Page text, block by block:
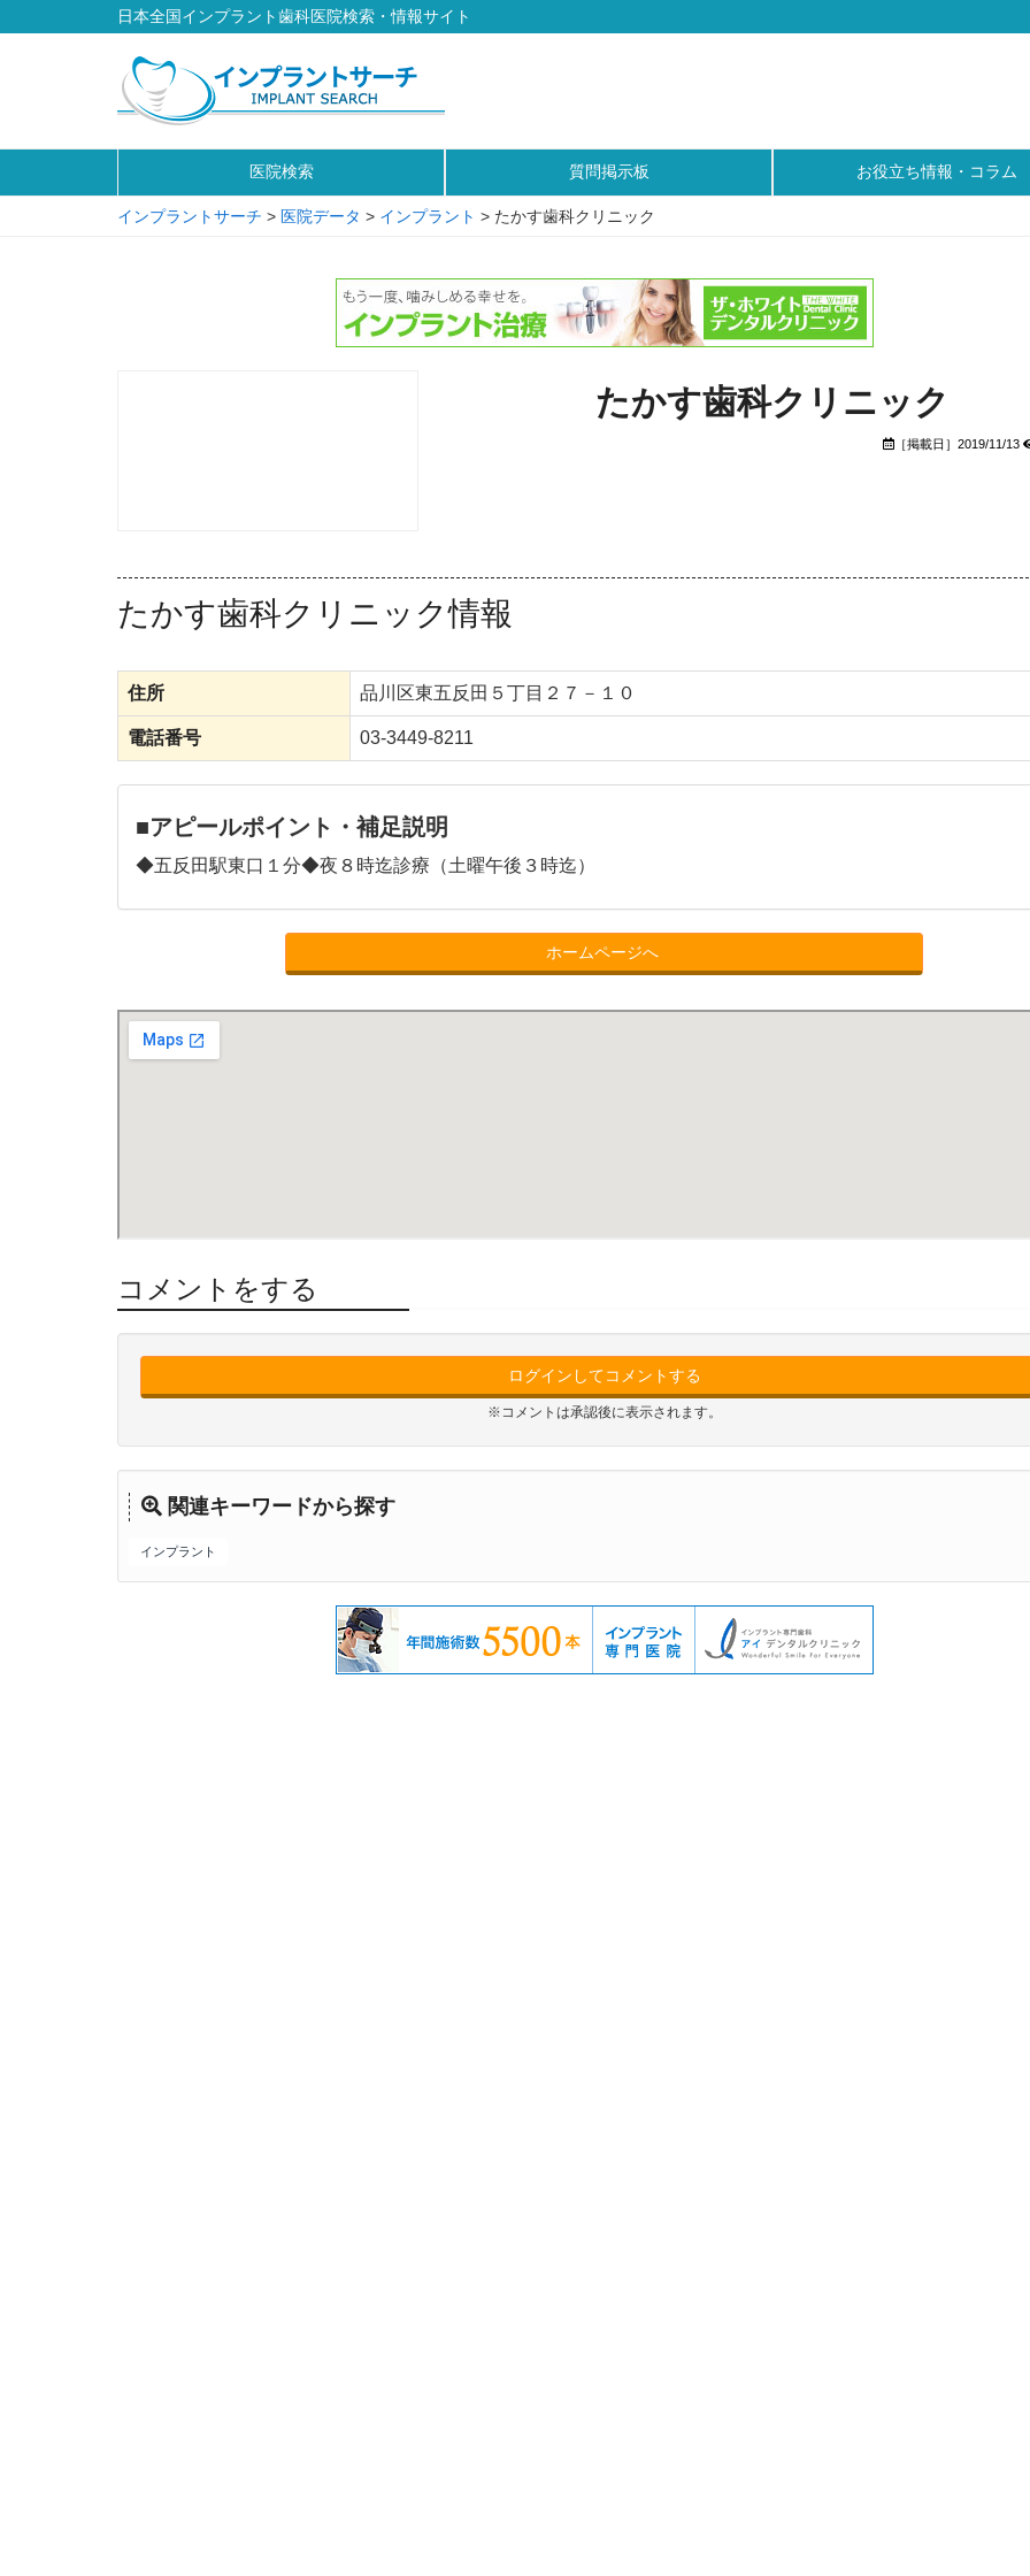
日本全国インプラント歯科医院検索・情報サイト
医院検索 質問掲示板 お役立ち情報・コラム
インプラントサーチ > 医院データ > インプラント > たかす歯科クリニック
たかす歯科クリニック
［掲載日］2019/11/13
たかす歯科クリニック情報
住所 品川区東五反田５丁目２７－１０
電話番号 03-3449-8211
■アピールポイント・補足説明
◆五反田駅東口１分◆夜８時迄診療（土曜午後３時迄）
ホームページへ
コメントをする
ログインしてコメントする
※コメントは承認後に表示されます。
関連キーワードから探す
インプラント